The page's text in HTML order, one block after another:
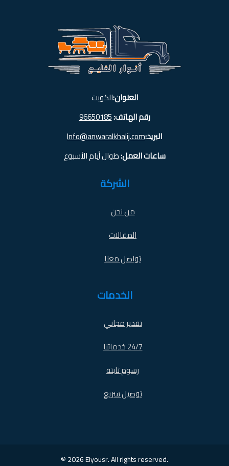
العنوان:الكويت
رقم الهاتف:96650185
البريد:Info@anwaralkhalij.com
ساعات العمل:طوال أيام الأسبوع
الشركة
من نحن
المقالات
تواصل معنا
الخدمات
تقدير مجاني
24/7 خدماتنا
رسوم ثابتة
توصيل سريع
© 2026 Elyousr. All rights reserved.